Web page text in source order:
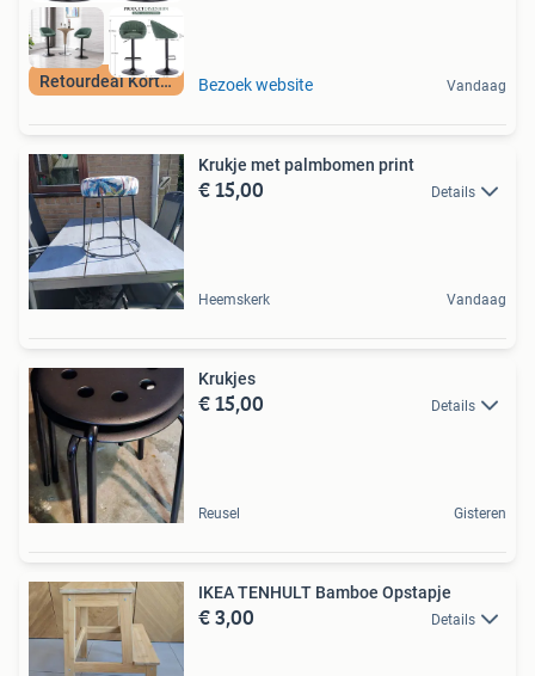
Retourdeal Korting Bezoek website Vandaag
Krukje met palmbomen print
€ 15,00 Details
Heemskerk Vandaag
Krukjes
€ 15,00 Details
Reusel Gisteren
IKEA TENHULT Bamboe Opstapje
€ 3,00 Details